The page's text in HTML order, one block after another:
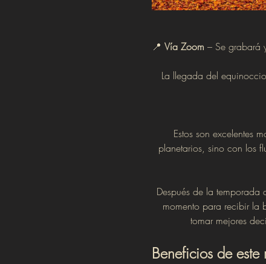
📍 Vía Zoom – Se grabará
La llegada del
Estos son excelentes
planetarios, sino con los
Después de la temporada
momento para recibir la
tomar mejores
Beneficios de este